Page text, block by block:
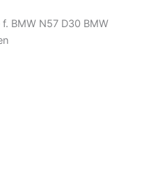
BMW N57 D30 BMW